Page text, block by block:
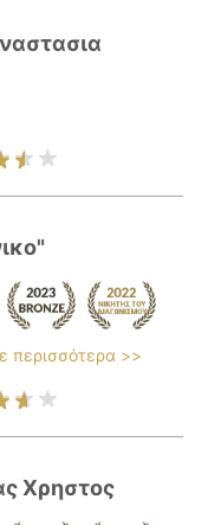
περισσότερα >>
Χρηστος